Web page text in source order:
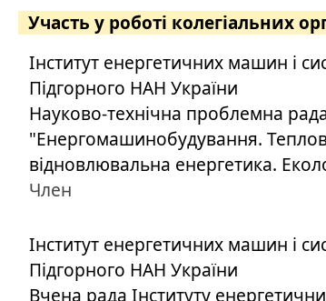
Участь у роботі колегіальних
Інститут енергетичних машин і
Підгорного НАН України
Науково-технічна проблемна
"Енергомашинобудування.
відновлювальна енергетика.
Член
Інститут енергетичних машин і
Підгорного НАН України
Вчена рада Інституту